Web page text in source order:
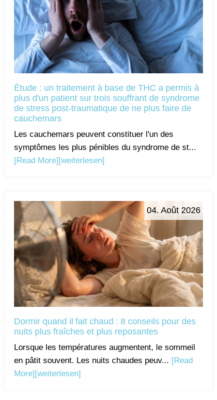
Étude : un traitement à base de THC a permis à
plus d'un patient sur trois souffrant de syndrome
de stress post-traumatique de ne plus faire de
cauchemars
Les cauchemars peuvent constituer l'un des
symptômes les plus pénibles du syndrome de st...
[Read More] [weiterlesen]
04. Août 2026
Dormir quand il fait chaud : 8 conseils pour des
nuits plus fraîches et plus reposantes
Lorsque les températures augmentent, le sommeil
en pâtit souvent. Les nuits chaudes peuv... [Read
More] [weiterlesen]